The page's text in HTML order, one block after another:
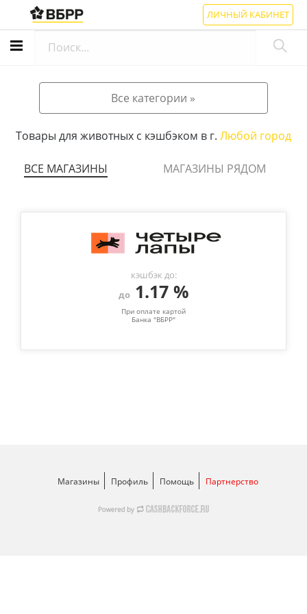
ЛИЧНЫЙ КАБИНЕТ
Все категории »
Товары для животных с кэшбэком в г. Любой город
ВСЕ МАГАЗИНЫ МАГАЗИНЫ РЯДОМ
кэшбэк до:
до1.17 %
При оплате картой
Банка "ВБРР"
Магазины Профиль Помощь Партнерство